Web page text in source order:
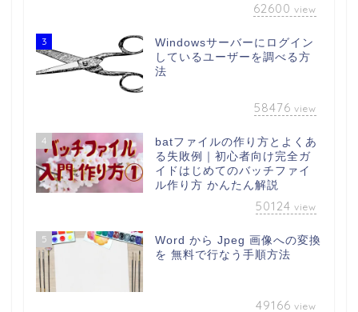
62600 view
3
Windowsサーバーにログイン
しているユーザーを調べる方
法
58476 view
4
batファイルの作り方とよくあ
る失敗例｜初心者向け完全ガ
イドはじめてのバッチファイ
ル作り方 かんたん解説
50124 view
5
Word から Jpeg 画像への変換
を 無料で行なう手順方法
49166 view